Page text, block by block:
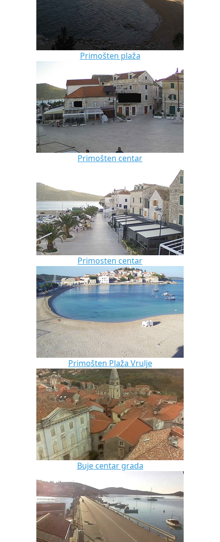
Primošten plaža
Primošten centar
Primosten centar
Primošten Plaža Vrulje
Buje centar grada